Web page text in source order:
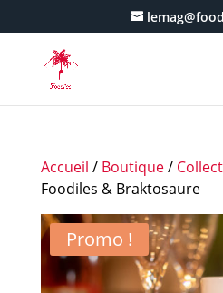
Accueil / Boutique/
Foodiles & Braktosaure
Promo !